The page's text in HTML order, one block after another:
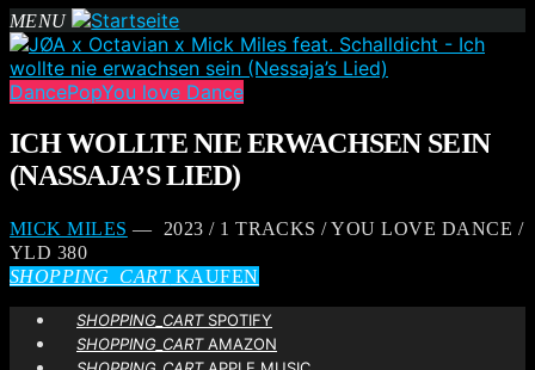
MENU
DancePopYou love Dance
ICH WOLLTE NIE ERWACHSEN SEIN
(NASSAJA’S LIED)
MICK MILES — 2023 / 1 TRACKS / YOU LOVE DANCE /
YLD 380
SHOPPING_CARTKAUFEN
SHOPPING_CARTSPOTIFY
SHOPPING_CARTAMAZON